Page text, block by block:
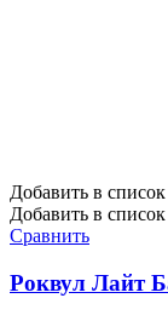
Добавить в
Добавить в
Сравнить
Роквул Лайт